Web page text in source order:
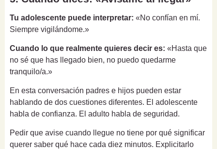
Tu adolescente puede interpretar: «No confían en mí.
Siempre vigilándome.»
Cuando lo que realmente quieres decir es: «Hasta que
no sé que has llegado bien, no puedo quedarme
tranquilo/a.»
En esta conversación padres e hijos pueden estar
hablando de dos cuestiones diferentes. El adolescente
habla de confianza. El adulto habla de seguridad.
Pedir que avise cuando llegue no tiene por qué significar
querer saber qué hace cada diez minutos. Explicitarlo